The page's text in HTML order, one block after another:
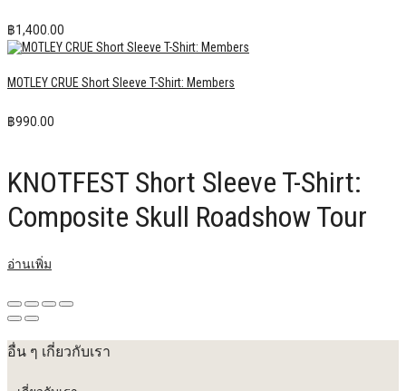
฿1,400.00
MOTLEY CRUE Short Sleeve T-Shirt: Members
฿990.00
KNOTFEST Short Sleeve T-Shirt:
Composite Skull Roadshow Tour
อ่านเพิ่ม
อื่น ๆ เกี่ยวกับเรา